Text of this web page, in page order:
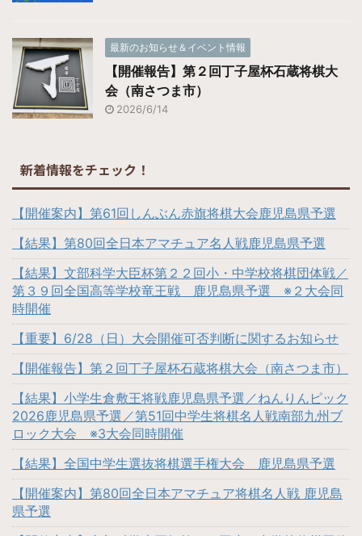
最新のお知らせ＆イベント情報
【開催報告】第２回丁子屋杯石蔵将棋大
会（南さつま市）
2026/6/14
新着情報をチェック！
【開催案内】第61回しんぶん赤旗将棋大会鹿児島県予選
【結果】第80回全日本アマチュア名人戦鹿児島県予選
【結果】文部科学大臣杯第２２回小・中学校将棋団体戦／
第３９回全国高等学校竜王戦 鹿児島県予選 ※２大会同
時開催
【重要】6/28（日）大会開催可否判断に関するお知らせ
【開催報告】第２回丁子屋杯石蔵将棋大会（南さつま市）
【結果】小学生倉敷王将戦鹿児島県予選／ねんりんピック
2026鹿児島県予選／第51回中学生将棋名人戦南部九州ブ
ロック大会 ※3大会同時開催
【結果】全国中学生選抜将棋選手権大会 鹿児島県予選
【開催案内】第80回全日本アマチュア将棋名人戦 鹿児島
県予選